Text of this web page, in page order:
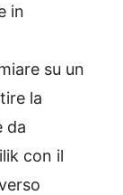
in
su un
la
da
con il